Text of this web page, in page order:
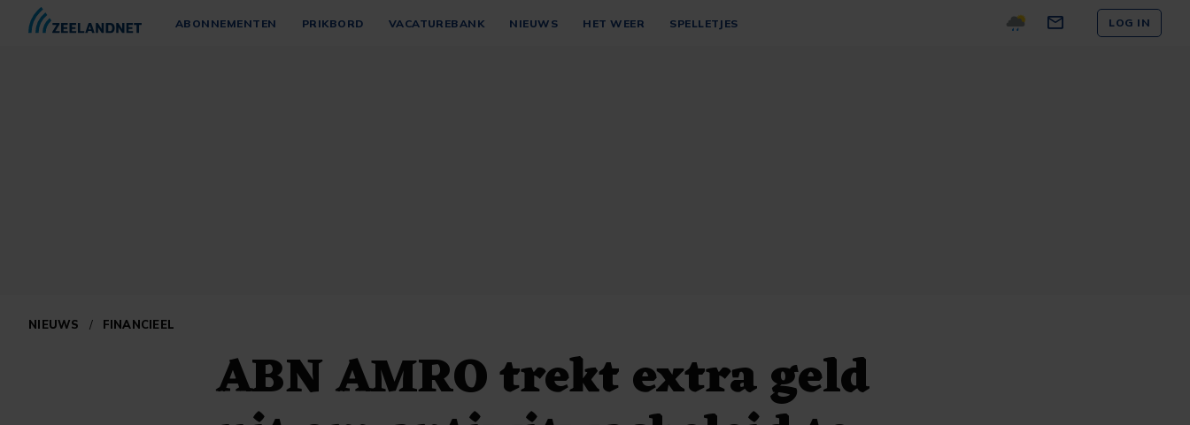
ABONNEMENTEN PRIKBORD VACATUREBANK NIEUWS HET WEER SPELLETJES LOG IN
NIEUWS / FINANCIEEL
ABN AMRO trekt extra geld